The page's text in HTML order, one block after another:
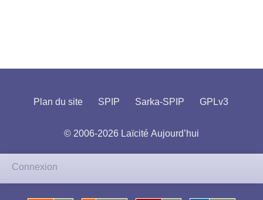
Plan du site SPIP Sarka-SPIP GPLv3
© 2006-2026 Laïcité Aujourd’hui
Connexion